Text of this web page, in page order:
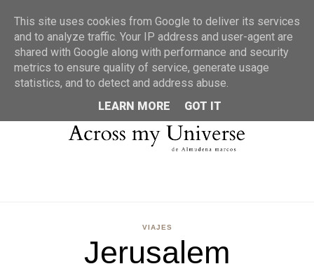
MENU
VIAJES
Jerusalem
This site uses cookies from Google to deliver its services
and to analyze traffic. Your IP address and user-agent are
shared with Google along with performance and security
metrics to ensure quality of service, generate usage
statistics, and to detect and address abuse.
LEARN MORE
GOT IT